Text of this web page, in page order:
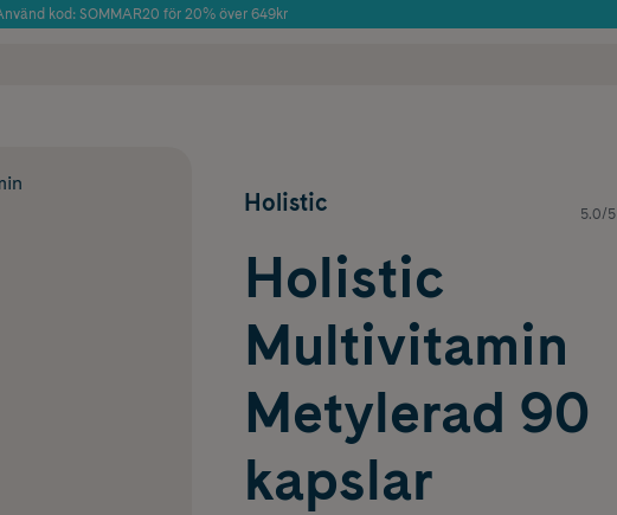
kod: SOMMAR20 för 20% över 649kr
Holistic 5.0/5
Holistic
Multivitamin
Metylerad 90
kapslar